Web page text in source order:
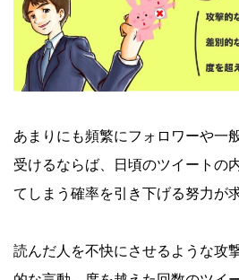
あまりにも頻繁にフォロワーや一
受けるならば、日頃のツイートの
てしまう確率を引き下げる努力が
読んだ人を不快にさせるような攻